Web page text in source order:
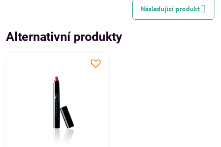
Následující produkt
Alternativní produkty